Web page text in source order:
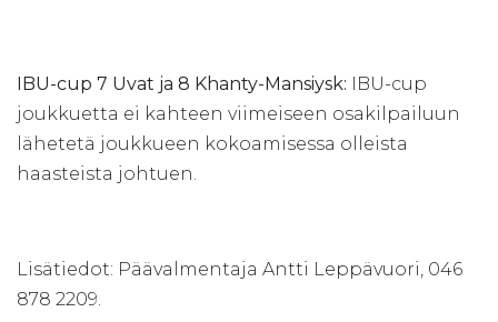
IBU-cup 7 Uvat ja 8 Khanty-Mansiysk: IBU-cup
joukkuetta ei kahteen viimeiseen osakilpailuun
lähetetä joukkueen kokoamisessa olleista
haasteista johtuen.
Lisätiedot: Päävalmentaja Antti Leppävuori, 046
878 2209.